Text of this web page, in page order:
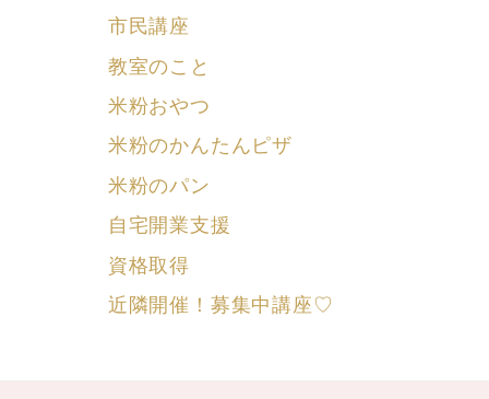
市民講座
教室のこと
米粉おやつ
米粉のかんたんピザ
米粉のパン
自宅開業支援
資格取得
近隣開催！募集中講座♡